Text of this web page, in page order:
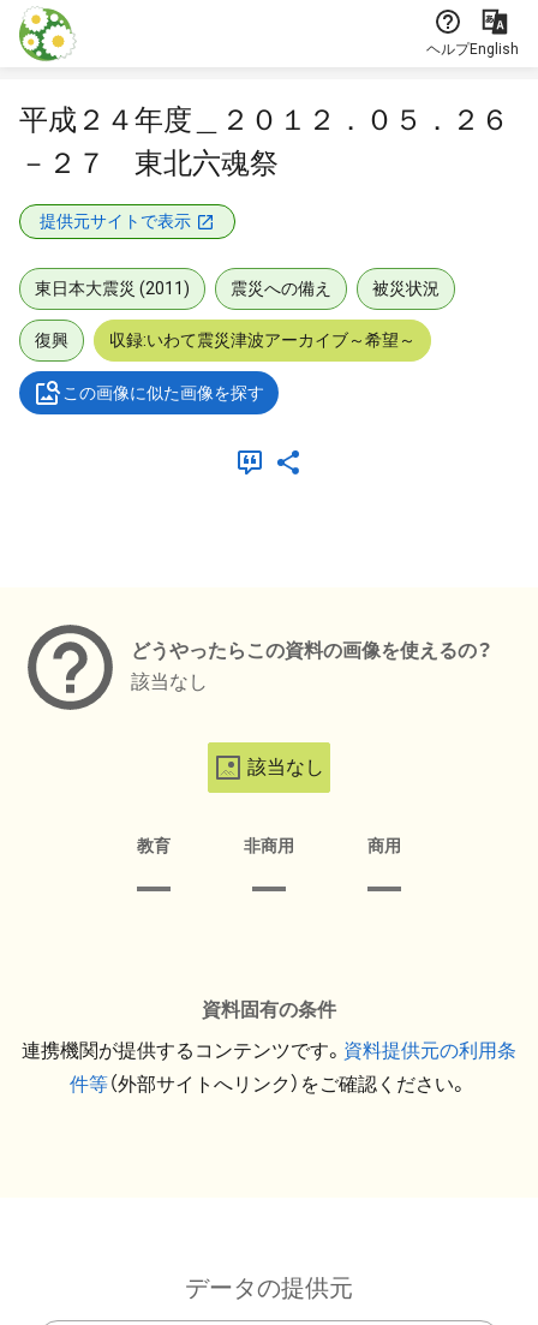
本文に飛ぶ
ヘルプEnglish
平成２４年度＿２０１２．０５．２６
－２７ 東北六魂祭
提供元サイトで表示
東日本大震災 (2011) 震災への備え 被災状況
復興 収録:いわて震災津波アーカイブ～希望～
この画像に似た画像を探す
どうやったらこの資料の画像を使えるの？
該当なし
該当なし
教育 非商用 商用
資料固有の条件
連携機関が提供するコンテンツです。 資料提供元の利用条
件等（外部サイトへリンク）をご確認ください。
データの提供元